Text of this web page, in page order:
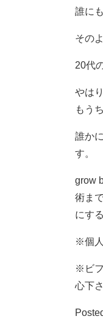
誰に
その
20代
やは
もう
誰か
す。
grow
術ま
にす
※個
※ビ
心下